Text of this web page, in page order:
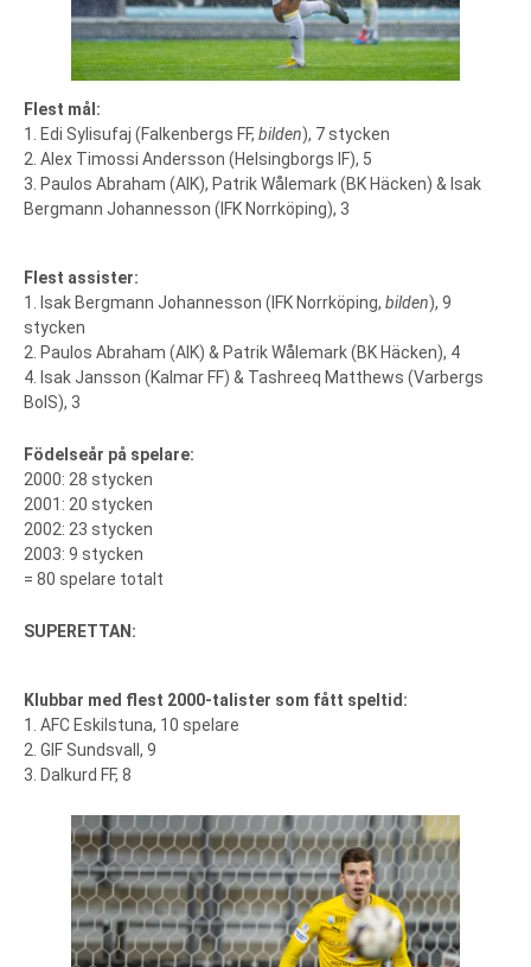
Flest mål:
1. Edi Sylisufaj (Falkenbergs FF, bilden), 7 stycken
2. Alex Timossi Andersson (Helsingborgs IF), 5
3. Paulos Abraham (AIK), Patrik Wålemark (BK Häcken) & Isak
Bergmann Johannesson (IFK Norrköping), 3
Flest assister:
1. Isak Bergmann Johannesson (IFK Norrköping, bilden), 9
stycken
2. Paulos Abraham (AIK) & Patrik Wålemark (BK Häcken), 4
4. Isak Jansson (Kalmar FF) & Tashreeq Matthews (Varbergs
BoIS), 3
Födelseår på spelare:
2000: 28 stycken
2001: 20 stycken
2002: 23 stycken
2003: 9 stycken
= 80 spelare totalt
SUPERETTAN:
Klubbar med flest 2000-talister som fått speltid:
1. AFC Eskilstuna, 10 spelare
2. GIF Sundsvall, 9
3. Dalkurd FF, 8